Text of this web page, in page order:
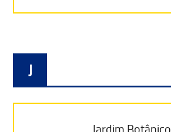
J
Jardim Botânico